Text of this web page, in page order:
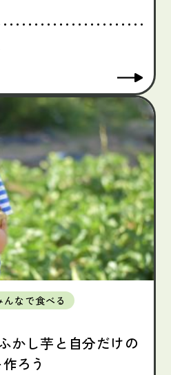
んなで食べる
かし芋と自分だけの
ろう